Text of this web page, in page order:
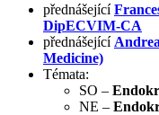
přednášející
DipECVIM-CA
přednášející
Medicine)
Témata:
SO –
NE –